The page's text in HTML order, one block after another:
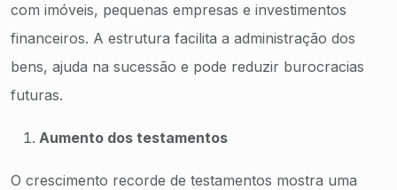
com imóveis, pequenas empresas e investimentos
financeiros. A estrutura facilita a administração dos
bens, ajuda na sucessão e pode reduzir burocracias
futuras.
Aumento dos testamentos
O crescimento recorde de testamentos mostra uma